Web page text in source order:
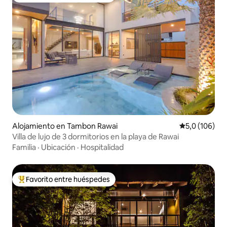
Alojamiento en Tambon Rawai Calificación
5,0 (106)
Villa de lujo de 3 dormitorios en la playa de Rawai
Familia · Ubicación · Hospitalidad
Favorito entre los huéspedes más destacados
Favorito entre huéspedes